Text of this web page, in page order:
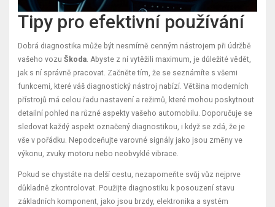
Tipy pro efektivní používání
Dobrá diagnostika může být nesmírně cenným nástrojem při údržbě
vašeho vozu Škoda . Abyste z ní vytěžili maximum, je důležité vědět,
jak s ní správně pracovat. Začněte tím, že se seznámíte s všemi
funkcemi, které váš diagnostický nástroj nabízí. Většina moderních
přístrojů má celou řadu nastavení a režimů, které mohou poskytnout
detailní pohled na různé aspekty vašeho automobilu. Doporučuje se
sledovat každý aspekt označený diagnostikou, i když se zdá, že je
vše v pořádku. Nepodceňujte varovné signály jako jsou změny ve
výkonu, zvuky motoru nebo neobvyklé vibrace.
Pokud se chystáte na delší cestu, nezapomeňte svůj vůz nejprve
důkladně zkontrolovat. Použijte diagnostiku k posouzení stavu
základních komponent, jako jsou brzdy, elektronika a systém